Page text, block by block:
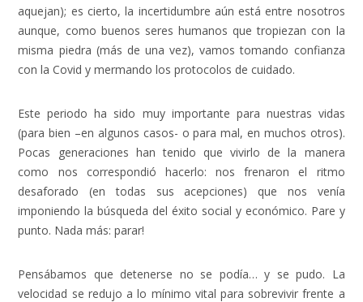
aquejan); es cierto, la incertidumbre aún está entre nosotros
aunque, como buenos seres humanos que tropiezan con la
misma piedra (más de una vez), vamos tomando confianza
con la Covid y mermando los protocolos de cuidado.
Este periodo ha sido muy importante para nuestras vidas
(para bien –en algunos casos- o para mal, en muchos otros).
Pocas generaciones han tenido que vivirlo de la manera
como nos correspondió hacerlo: nos frenaron el ritmo
desaforado (en todas sus acepciones) que nos venía
imponiendo la búsqueda del éxito social y económico. Pare y
punto. Nada más: parar!
Pensábamos que detenerse no se podía… y se pudo. La
velocidad se redujo a lo mínimo vital para sobrevivir frente a